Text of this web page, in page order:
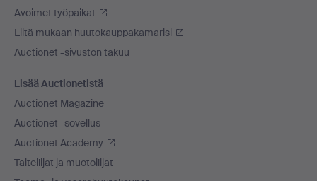
Avoimet työpaikat
Liitä mukaan huutokauppakamarisi
Auctionet -sivuston takuu
Lisää Auctionetistä
Auctionet Magazine
Auctionet -sovellus
Auctionet Academy
Taiteilijat ja muotoilijat